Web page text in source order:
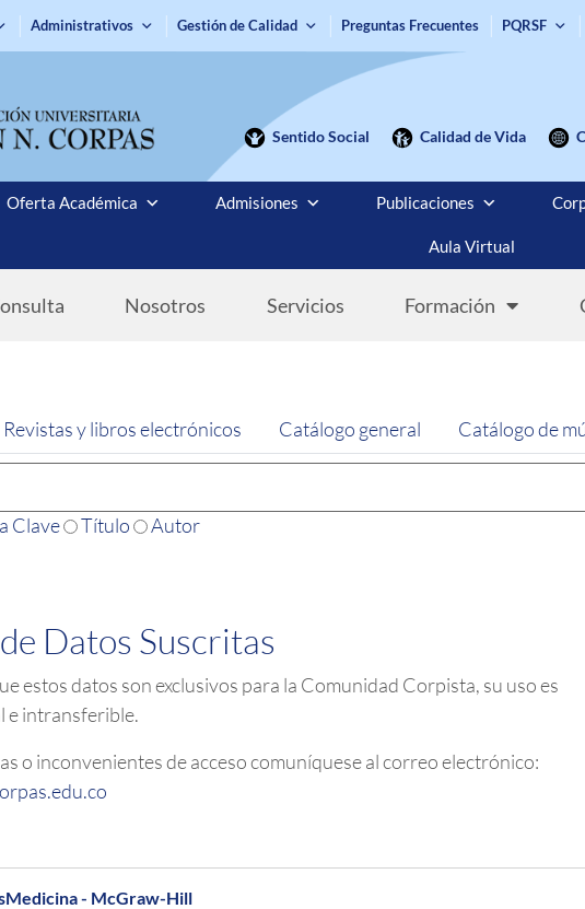
Administrativos Gestión de Calidad Preguntas Frecuentes PQRSF
Sentido Social Calidad de Vida
Oferta Académica Admisiones Publicaciones
Aula Virtual
Nosotros Servicios Formación
Revistas y libros electrónicos Catálogo general Catálogo de
Clave Título Autor
Datos Suscritas
estos datos son exclusivos para la Comunidad Corpista, su uso es
e intransferible.
o inconvenientes de acceso comuníquese al correo electrónico:
- McGraw-Hill